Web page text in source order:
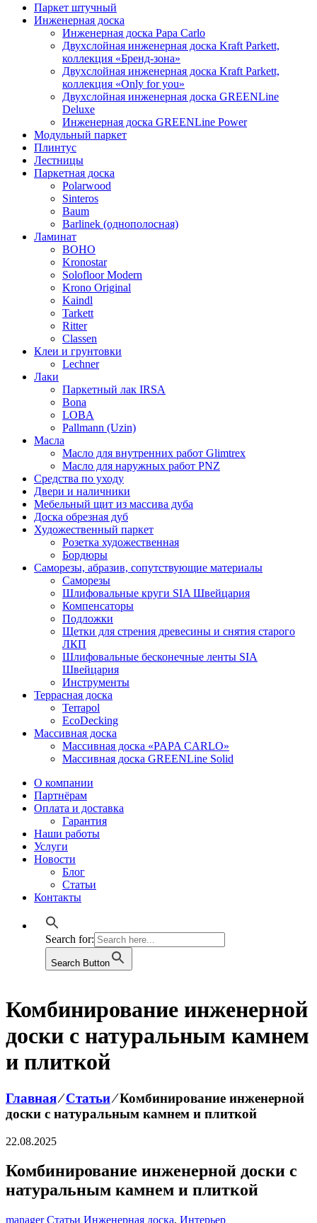
Паркет штучный
Инженерная доска
Инженерная доска Papa Carlo
Двухслойная инженерная доска Kraft Parkett,
коллекция «Бренд-зона»
Двухслойная инженерная доска Kraft Parkett,
коллекция «Only for you»
Двухслойная инженерная доска GREENLine
Deluxe
Инженерная доска GREENLine Power
Модульный паркет
Плинтус
Лестницы
Паркетная доска
Polarwood
Sinteros
Baum
Barlinek (однополосная)
Ламинат
BOHO
Kronostar
Solofloor Modern
Krono Original
Kaindl
Tarkett
Ritter
Classen
Клеи и грунтовки
Lechner
Лаки
Паркетный лак IRSA
Bona
LOBA
Pallmann (Uzin)
Масла
Масло для внутренних работ Glimtrex
Масло для наружных работ PNZ
Средства по уходу
Двери и наличники
Мебельный щит из массива дуба
Доска обрезная дуб
Художественный паркет
Розетка художественная
Бордюры
Саморезы, абразив, сопутствующие материалы
Саморезы
Шлифовальные круги SIA Швейцария
Компенсаторы
Подложки
Щетки для стрения древесины и снятия старого
ЛКП
Шлифовальные бесконечные ленты SIA
Швейцария
Инструменты
Террасная доска
Terrapol
EcoDecking
Массивная доска
Массивная доска «PAPA CARLO»
Массивная доска GREENLine Solid
О компании
Партнёрам
Оплата и доставка
Гарантия
Наши работы
Услуги
Новости
Блог
Статьи
Контакты
Search for:
Search Button
Комбинирование инженерной
доски с натуральным камнем
и плиткой
Главная⁄Статьи⁄Комбинирование инженерной
доски с натуральным камнем и плиткой
22.08.2025
Комбинирование инженерной доски с
натуральным камнем и плиткой
manager Статьи Инженерная доска, Интерьер